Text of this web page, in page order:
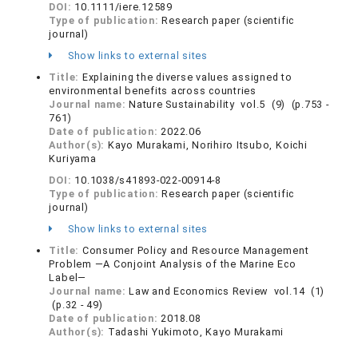
DOI: 10.1111/iere.12589
Type of publication:Research paper (scientific
journal)
Show links to external sites
Title: Explaining the diverse values assigned to
environmental benefits across countries
Journal name:Nature Sustainability vol.5 (9) (p.753 -
761)
Date of publication:2022.06
Author(s): Kayo Murakami, Norihiro Itsubo, Koichi
Kuriyama
DOI: 10.1038/s41893-022-00914-8
Type of publication:Research paper (scientific
journal)
Show links to external sites
Title: Consumer Policy and Resource Management
Problem ―A Conjoint Analysis of the Marine Eco
Label―
Journal name:Law and Economics Review vol.14 (1)
(p.32 - 49)
Date of publication:2018.08
Author(s): Tadashi Yukimoto, Kayo Murakami